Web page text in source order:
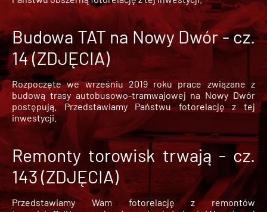
Budowa TAT na Nowy Dwór - cz.
14 (ZDJĘCIA)
Rozpoczęte we wrześniu 2019 roku prace związane z
budową trasy autobusowo-tramwajowej na Nowy Dwór
postępują. Przedstawiamy Państwu fotorelację z tej
inwestycji.
Remonty torowisk trwają - cz.
143 (ZDJĘCIA)
Przedstawiamy Wam fotorelację z remontów